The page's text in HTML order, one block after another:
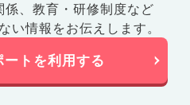
、 教育・研修制度など
い情報をお伝えします。
トを利用する